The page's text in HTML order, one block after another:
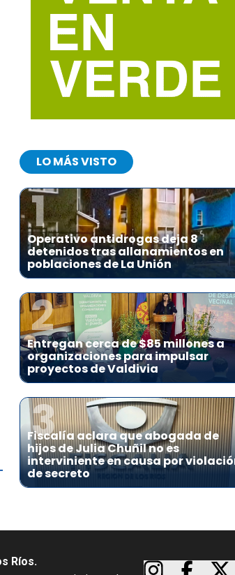
LO MÁS VISTO
1
Operativo antidrogas deja 8
detenidos tras allanamientos en
poblaciones de La Unión
2
Entregan cerca de $85 millones a
organizaciones para impulsar
proyectos de Valdivia
3
Fiscalía aclara que abogada de
hijos de Julia Chuñil no es
interviniente en causa por
de secreto
Ríos.